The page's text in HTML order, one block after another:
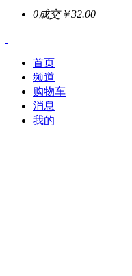
0成交￥32.00
首页
频道
购物车
消息
我的